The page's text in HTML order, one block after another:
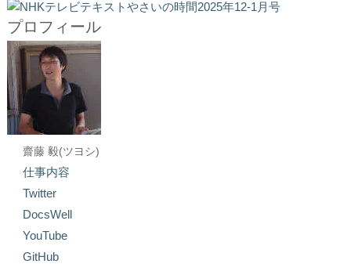
プロフィール
齋藤 毅(ツヨシ)
仕事内容
Twitter
DocsWell
YouTube
GitHub